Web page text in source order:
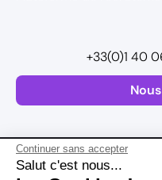
Continuer sans accepter
Salut c'est nous...
+33(0)1 40